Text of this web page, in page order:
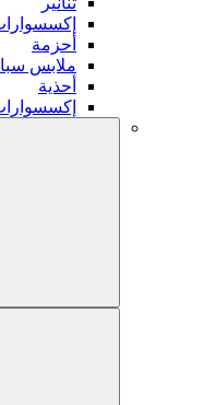
أحزمة
ملابس
أحذية